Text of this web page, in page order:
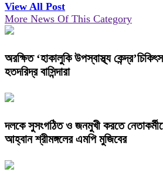
View All Post
More News Of This Category
অরক্ষিত ‘হাকালুকি উপস্বাস্থ্য
হতদরিদ্র বাসিন্দারা
দলকে সুসংগঠিত ও জনমুখী করতে
আহ্বান শ্রীমঙ্গলের এমপি মুজিবের